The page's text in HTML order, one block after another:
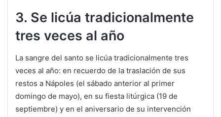
3. Se licúa tradicionalmente
tres veces al año
La sangre del santo se licúa tradicionalmente tres
veces al año: en recuerdo de la traslación de sus
restos a Nápoles (el sábado anterior al primer
domingo de mayo), en su fiesta litúrgica (19 de
septiembre) y en el aniversario de su intervención